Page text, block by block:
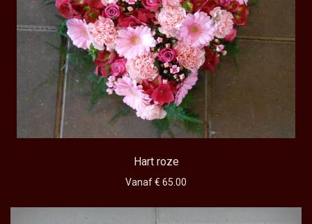
Hart roze
Vanaf € 65.00